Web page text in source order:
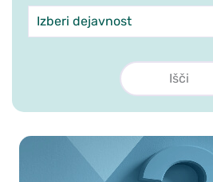
Dejavnost